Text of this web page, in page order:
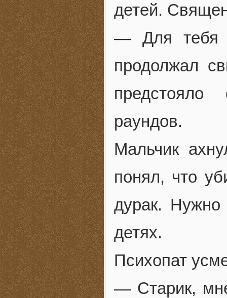
детей.
— Для тебя
продолжал
раундов.
Мальчик
понял, что
дурак. Нужно
детях.
Психопат
— Старик,